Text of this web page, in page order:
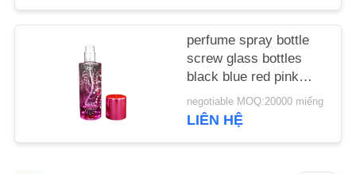
TỨC
perfume spray bottle
screw glass bottles
black blue red pink
green cap plastic and
metal
negotiable MOQ:20000 miếng
LIÊN HỆ